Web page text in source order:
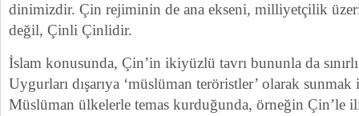
dinimizdir. Çin rejiminin de ana ekseni, milliyetçilik
değil, Çinli Çinlidir.
İslam konusunda, Çin’in ikiyüzlü tavrı bununla da
Uygurları dışarıya ‘müslüman teröristler’ olarak
Müslüman ülkelerle temas kurduğunda, örneğin Çin’le